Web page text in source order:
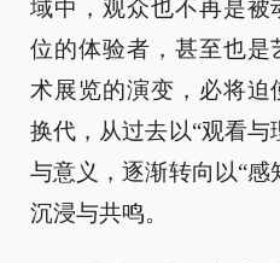
域中，观众也不再是
位的体验者，甚至也
术展览的演变，必将
换代，从过去以“观看
与意义，逐渐转向以“感
沉浸与共鸣。